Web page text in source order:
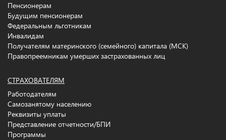
Пенсионерам
Будущим пенсионерам
Федеральным льготникам
Инвалидам
Получателям материнского (семейного) капитала (МСК)
Правопреемникам умерших застрахованных лиц
СТРАХОВАТЕЛЯМ
Работодателям
Самозанятому населению
Реквизиты уплаты
Представление отчетности/БПИ
Программы